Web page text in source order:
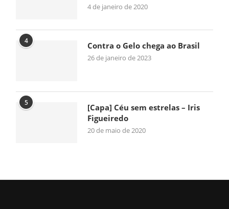
4 de janeiro de 2020
4 Contra o Gelo chega ao Brasil
26 de janeiro de 2023
5
[Capa] Céu sem estrelas – Iris
Figueiredo
20 de maio de 2020